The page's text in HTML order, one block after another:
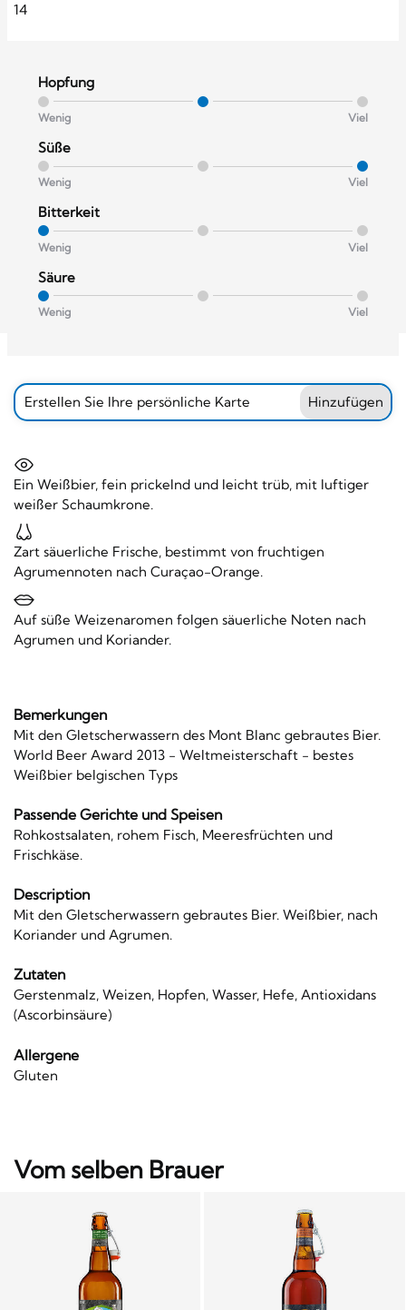
14
Hopfung
Wenig Viel
Süße
Wenig Viel
Bitterkeit
Wenig Viel
Säure
Wenig Viel
Erstellen Sie Ihre persönliche Karte Hinzufügen
Ein Weißbier, fein prickelnd und leicht trüb, mit luftiger
weißer Schaumkrone.
Zart säuerliche Frische, bestimmt von fruchtigen
Agrumennoten nach Curaçao-Orange.
Auf süße Weizenaromen folgen säuerliche Noten nach
Agrumen und Koriander.
Bemerkungen
Mit den Gletscherwassern des Mont Blanc gebrautes Bier.
World Beer Award 2013 - Weltmeisterschaft - bestes
Weißbier belgischen Typs
Passende Gerichte und Speisen
Rohkostsalaten, rohem Fisch, Meeresfrüchten und
Frischkäse.
Description
Mit den Gletscherwassern gebrautes Bier. Weißbier, nach
Koriander und Agrumen.
Zutaten
Gerstenmalz, Weizen, Hopfen, Wasser, Hefe, Antioxidans
(Ascorbinsäure)
Allergene
Gluten
Vom selben Brauer